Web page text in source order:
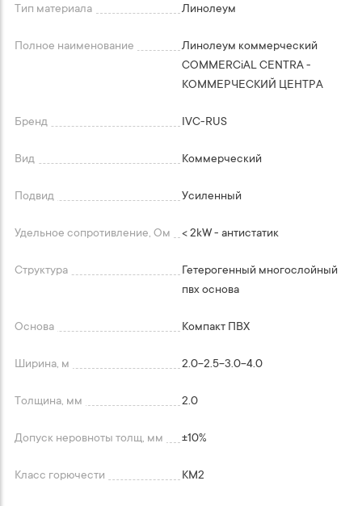
Тип материала Линолеум
Полное наименование
Линолеум коммерческий
COMMERCiAL CENTRA -
КОММЕРЧЕСКИЙ ЦЕНТРА
Бренд IVC-RUS
Вид Коммерческий
Подвид Усиленный
Удельное сопротивление, Ом < 2kW - антистатик
Структура
Гетерогенный многослойный
пвх основа
Основа Компакт ПВХ
Ширина, м 2.0-2.5-3.0-4.0
Толщина, мм 2.0
Допуск неровноты толщ, мм +-10%
Класс горючести КМ2